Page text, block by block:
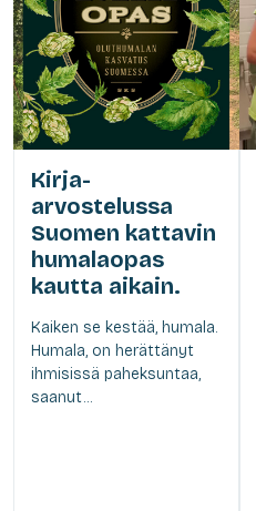
Kirja-
arvostelussa
Suomen kattavin
humalaopas
kautta aikain.
Kaiken se kestää, humala.
Humala, on herättänyt
ihmisissä paheksuntaa,
saanut...